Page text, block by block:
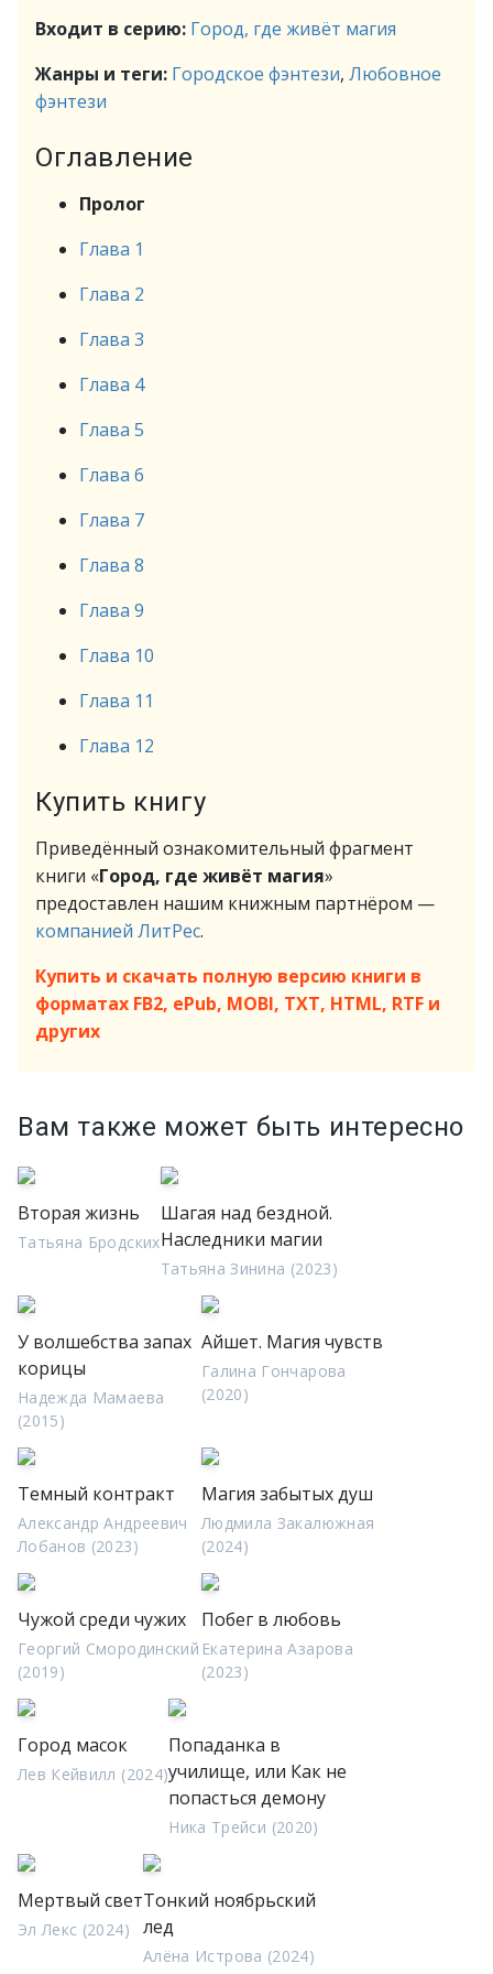
Входит в серию: Город, где живёт магия
Жанры и теги: Городское фэнтези, Любовное
фэнтези
Оглавление
Пролог
Глава 1
Глава 2
Глава 3
Глава 4
Глава 5
Глава 6
Глава 7
Глава 8
Глава 9
Глава 10
Глава 11
Глава 12
Купить книгу
Приведённый ознакомительный фрагмент
книги «Город, где живёт магия»
предоставлен нашим книжным партнёром —
компанией ЛитРес.
Купить и скачать полную версию книги в
форматах FB2, ePub, MOBI, TXT, HTML, RTF и
других
Вам также может быть интересно
Вторая жизнь
Татьяна Бродских
Шагая над бездной.
Наследники магии
Татьяна Зинина (2023)
У волшебства запах
корицы
Надежда Мамаева
(2015)
Айшет. Магия чувств
Галина Гончарова
(2020)
Темный контракт
Александр Андреевич
Лобанов (2023)
Магия забытых душ
Людмила Закалюжная
(2024)
Чужой среди чужих
Георгий Смородинский
(2019)
Побег в любовь
Екатерина Азарова
(2023)
Город масок
Лев Кейвилл (2024)
Попаданка в
училище, или Как не
попасться демону
Ника Трейси (2020)
Мертвый свет
Эл Лекс (2024)
Тонкий ноябрьский
лед
Алёна Истрова (2024)